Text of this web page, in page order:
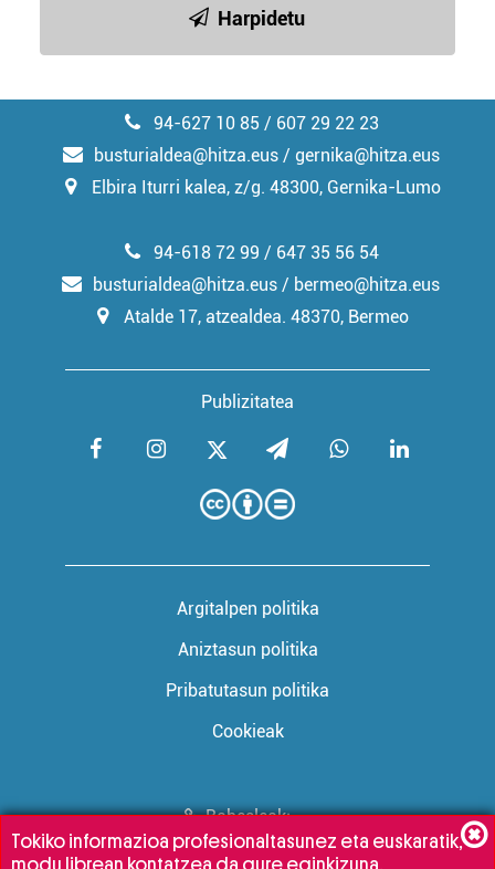
Harpidetu
94-627 10 85 / 607 29 22 23
busturialdea@hitza.eus / gernika@hitza.eus
Elbira Iturri kalea, z/g. 48300, Gernika-Lumo
Publizitatea
94-618 72 99 / 647 35 56 54
busturialdea@hitza.eus / bermeo@hitza.eus
Atalde 17, atzealdea. 48370, Bermeo
Argitalpen politika
Aniztasun politika
Pribatutasun politika
Cookieak
Babesleak:
Tokiko informazioa profesionaltasunez eta euskaratik,
modu librean kontatzea da gure eginkizuna.